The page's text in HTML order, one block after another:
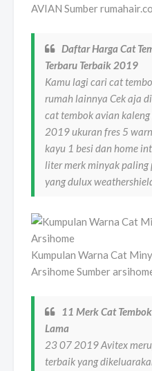
AVIAN Sumber
Daftar Harga Cat
Terbaru Terbaik 2019
Kamu lagi cari cat
rumah lainnya Cek aja
cat tembok avian
2019 ukuran fres 5
kayu 1 besi dan home
liter merk minyak
yang dulux
Kumpulan Warna Cat
Arsihome Sumber
11 Merk Cat
Lama
23 07 2019 Avitex
terbaik yang